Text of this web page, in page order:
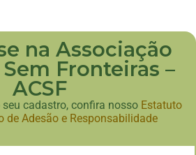
na Associação
Fronteiras –
ACSF
seu cadastro, confira nosso Estatuto
de Adesão e Responsabilidade